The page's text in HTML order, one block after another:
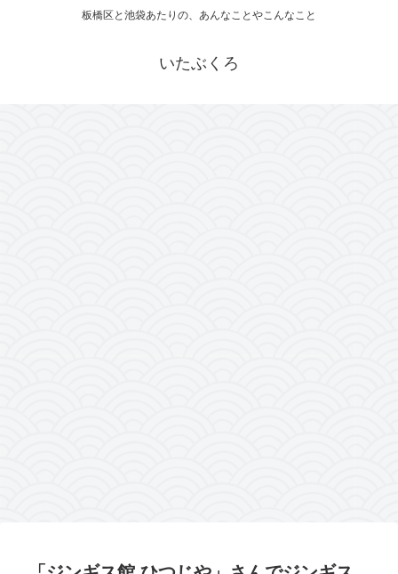
板橋区と池袋あたりの、あんなことやこんなこと
いたぶくろ